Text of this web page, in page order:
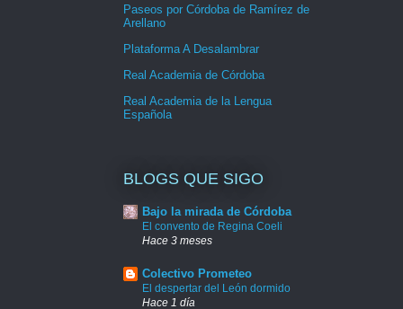
Paseos por Córdoba de Ramírez de
Arellano
Plataforma A Desalambrar
Real Academia de Córdoba
Real Academia de la Lengua
Española
BLOGS QUE SIGO
Bajo la mirada de Córdoba
El convento de Regina Coeli
Hace 3 meses
Colectivo Prometeo
El despertar del León dormido
Hace 1 día